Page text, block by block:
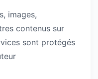
images,
contenus sur
sont protégés